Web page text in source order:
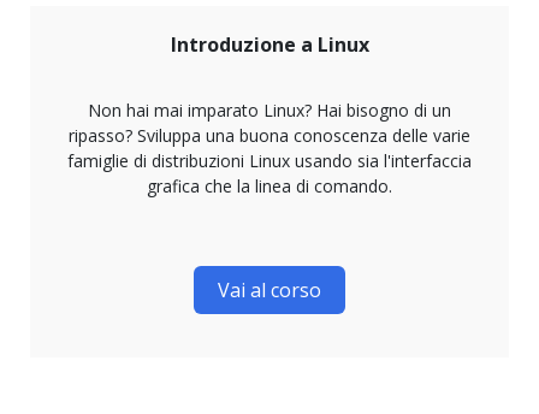
Introduzione a Linux
Non hai mai imparato Linux? Hai bisogno di un
ripasso? Sviluppa una buona conoscenza delle varie
famiglie di distribuzioni Linux usando sia l'interfaccia
grafica che la linea di comando.
Vai al corso